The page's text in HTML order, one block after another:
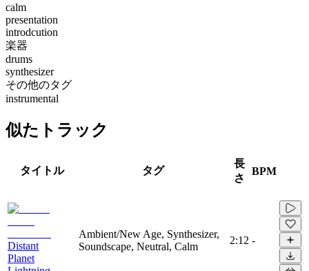
calm
presentation
introdcution
楽器
drums
synthesizer
その他のタグ
instrumental
似たトラック
タイトル タグ
長
さ
BPM
Distant
Planet
Ambient/New Age, Synthesizer,
Soundscape, Neutral, Calm
2:12 -